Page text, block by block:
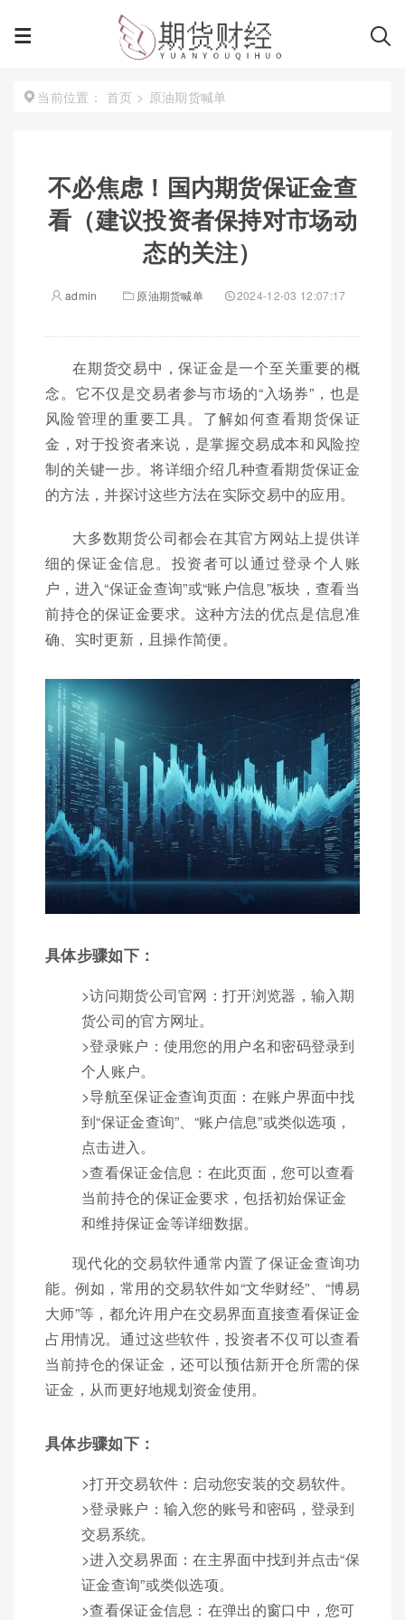
当前位置： 首页 > 原油期货喊单
不必焦虑！国内期货保证金查
看（建议投资者保持对市场动
态的关注）
admin 原油期货喊单 2024-12-03 12:07:17
在期货交易中，保证金是一个至关重要的概
念。它不仅是交易者参与市场的“入场券”，也是
风险管理的重要工具。了解如何查看期货保证
金，对于投资者来说，是掌握交易成本和风险控
制的关键一步。将详细介绍几种查看期货保证金
的方法，并探讨这些方法在实际交易中的应用。
大多数期货公司都会在其官方网站上提供详
细的保证金信息。投资者可以通过登录个人账
户，进入“保证金查询”或“账户信息”板块，查看当
前持仓的保证金要求。这种方法的优点是信息准
确、实时更新，且操作简便。
具体步骤如下：
>访问期货公司官网：打开浏览器，输入期
货公司的官方网址。
>登录账户：使用您的用户名和密码登录到
个人账户。
>导航至保证金查询页面：在账户界面中找
到“保证金查询”、“账户信息”或类似选项，
点击进入。
>查看保证金信息：在此页面，您可以查看
当前持仓的保证金要求，包括初始保证金
和维持保证金等详细数据。
现代化的交易软件通常内置了保证金查询功
能。例如，常用的交易软件如“文华财经”、“博易
大师”等，都允许用户在交易界面直接查看保证金
占用情况。通过这些软件，投资者不仅可以查看
当前持仓的保证金，还可以预估新开仓所需的保
证金，从而更好地规划资金使用。
具体步骤如下：
>打开交易软件：启动您安装的交易软件。
>登录账户：输入您的账号和密码，登录到
交易系统。
>进入交易界面：在主界面中找到并点击“保
证金查询”或类似选项。
>查看保证金信息：在弹出的窗口中，您可